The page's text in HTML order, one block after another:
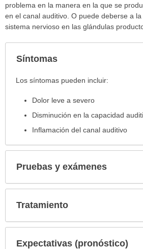
problema en la manera en la que se
en el canal auditivo. O puede deberse a
sistema nervioso en las glándulas
Síntomas
Síntomas
extendido.
Los síntomas pueden incluir:
Dolor leve a severo
Disminución en la capacidad
Inflamación del canal auditivo
Pruebas y exámenes
Tratamiento
Expectativas (pronóstico)